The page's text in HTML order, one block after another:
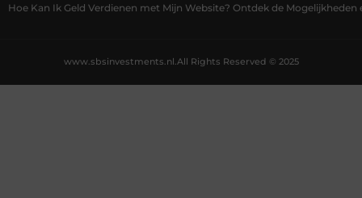
Hoe Kan Ik Geld Verdienen met Mijn Website? Ontdek de Mogelijkheden
All Rights Reserved © 2025
www.sbsinvestments.nl.